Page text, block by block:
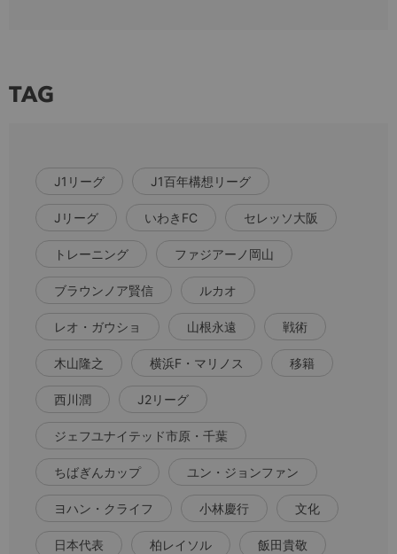
TAG
J1リーグ J1百年構想リーグ
Jリーグ いわきFC セレッソ大阪
トレーニング ファジアーノ岡山
ブラウンノア賢信 ルカオ
レオ・ガウショ 山根永遠 戦術
木山隆之 横浜F・マリノス 移籍
西川潤 J2リーグ
ジェフユナイテッド市原・千葉
ちばぎんカップ ユン・ジョンファン
ヨハン・クライフ 小林慶行 文化
日本代表 柏レイソル 飯田貴敬